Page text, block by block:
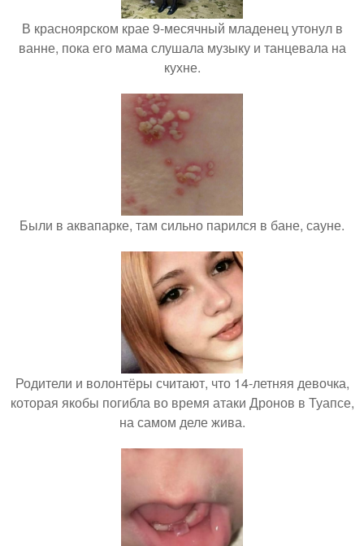
В красноярском крае 9-месячный младенец утонул в
ванне, пока его мама слушала музыку и танцевала на
кухне.
Были в аквапарке, там сильно парился в бане, сауне.
Родители и волонтёры считают, что 14-летняя девочка,
которая якобы погибла во время атаки Дронов в Туапсе,
на самом деле жива.